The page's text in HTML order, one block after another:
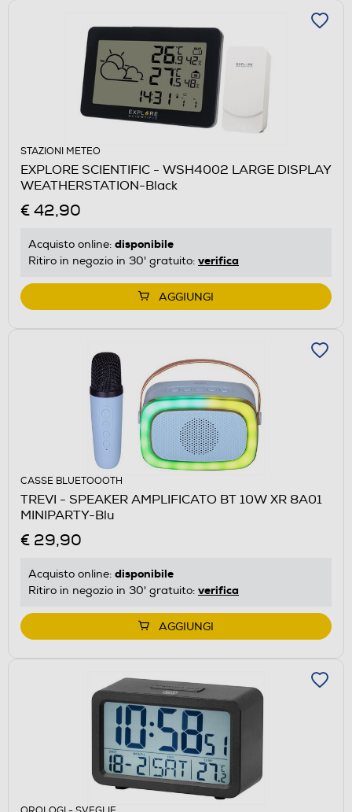
STAZIONI METEO
EXPLORE SCIENTIFIC - WSH4002 LARGE DISPLAY
WEATHERSTATION-Black
€ 42,90
Acquisto online: disponibile
Ritiro in negozio in 30' gratuito: verifica
AGGIUNGI
CASSE BLUETOOOTH
TREVI - SPEAKER AMPLIFICATO BT 10W XR 8A01
MINIPARTY-Blu
€ 29,90
Acquisto online: disponibile
Ritiro in negozio in 30' gratuito: verifica
AGGIUNGI